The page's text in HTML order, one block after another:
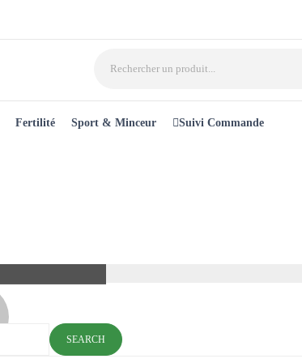
Fertilité Sport & Minceur Suivi Commande